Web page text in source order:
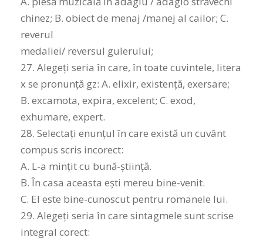
chinez; B. obiect de menaj /manej al cailor; C.
reverul
medaliei/ reversul gulerului;
27. Alegeți seria în care, în toate cuvintele, litera
x se pronunță gz: A. elixir, existență, exersare;
B. excamota, expira, excelent; C. exod,
exhumare, expert.
28. Selectați enunțul în care există un cuvânt
compus scris incorect:
A. L-a mințit cu bună-știință.
B. În casa aceasta ești mereu bine-venit.
C. El este bine-cunoscut pentru romanele lui.
29. Alegeți seria în care sintagmele sunt scrise
integral corect: